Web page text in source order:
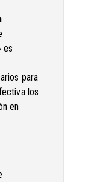
es
para
los
en